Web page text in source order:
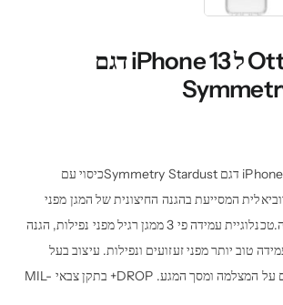
כיסוי Otterbox ל iPhone 13 דגם
כיסוי Otterbox ל iPhone 13 דגם Symmetry Stardustכיסוי עם
המסייעת בהגנה החיצונית של המגן מפני
ריבוי חיידקים ובַּקטֶרִיָה.טכנלוגיית עמידה פי 3 ממגן רגיל מפני נפילות, הגנה
טוב יותר מפני זעזועים ונפילות. עיצוב בעל
קצוות מורמים המגינים על המצלמה ומסך המגע. DROP+ בתקן צבאי MIL-